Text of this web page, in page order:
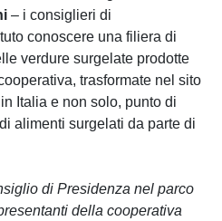
– i consiglieri di
conoscere una filiera di
verdure surgelate prodotte
trasformate nel sito
Italia e non solo, punto di
alimenti surgelati da parte di
di Presidenza nel parco
della cooperativa